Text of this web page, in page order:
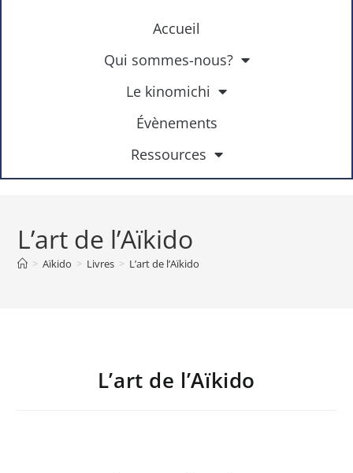
Accueil
Qui sommes-nous?
Le kinomichi
Évènements
Ressources
L’art de l’Aïkido
> Aïkido > Livres > L’art de l’Aïkido
L’art de l’Aïkido